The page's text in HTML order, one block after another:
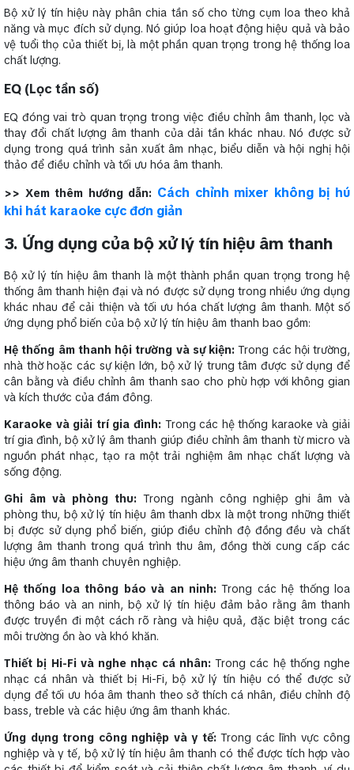
Bộ xử lý tín hiệu này phân chia tần số cho từng cụm loa theo khả
năng và mục đích sử dụng. Nó giúp loa hoạt động hiệu quả và bảo
vệ tuổi thọ của thiết bị, là một phần quan trọng trong hệ thống loa
chất lượng.
EQ (Lọc tần số)
EQ đóng vai trò quan trọng trong việc điều chỉnh âm thanh, lọc và
thay đổi chất lượng âm thanh của dải tần khác nhau. Nó được sử
dụng trong quá trình sản xuất âm nhạc, biểu diễn và hội nghị hội
thảo để điều chỉnh và tối ưu hóa âm thanh.
>> Xem thêm hướng dẫn: Cách chỉnh mixer không bị hú
khi hát karaoke cực đơn giản
3. Ứng dụng của bộ xử lý tín hiệu âm thanh
Bộ xử lý tín hiệu âm thanh là một thành phần quan trọng trong hệ
thống âm thanh hiện đại và nó được sử dụng trong nhiều ứng dụng
khác nhau để cải thiện và tối ưu hóa chất lượng âm thanh. Một số
ứng dụng phổ biến của bộ xử lý tín hiệu âm thanh bao gồm:
Hệ thống âm thanh hội trường và sự kiện: Trong các hội trường,
nhà thờ hoặc các sự kiện lớn, bộ xử lý trung tâm được sử dụng để
cân bằng và điều chỉnh âm thanh sao cho phù hợp với không gian
và kích thước của đám đông.
Karaoke và giải trí gia đình: Trong các hệ thống karaoke và giải
trí gia đình, bộ xử lý âm thanh giúp điều chỉnh âm thanh từ micro và
nguồn phát nhạc, tạo ra một trải nghiệm âm nhạc chất lượng và
sống động.
Ghi âm và phòng thu: Trong ngành công nghiệp ghi âm và
phòng thu, bộ xử lý tín hiệu âm thanh dbx là một trong những thiết
bị được sử dụng phổ biến, giúp điều chỉnh độ đồng đều và chất
lượng âm thanh trong quá trình thu âm, đồng thời cung cấp các
hiệu ứng âm thanh chuyên nghiệp.
Hệ thống loa thông báo và an ninh: Trong các hệ thống loa
thông báo và an ninh, bộ xử lý tín hiệu đảm bảo rằng âm thanh
được truyền đi một cách rõ ràng và hiệu quả, đặc biệt trong các
môi trường ồn ào và khó khăn.
Thiết bị Hi-Fi và nghe nhạc cá nhân: Trong các hệ thống nghe
nhạc cá nhân và thiết bị Hi-Fi, bộ xử lý tín hiệu có thể được sử
dụng để tối ưu hóa âm thanh theo sở thích cá nhân, điều chỉnh độ
bass, treble và các hiệu ứng âm thanh khác.
Ứng dụng trong công nghiệp và y tế: Trong các lĩnh vực công
nghiệp và y tế, bộ xử lý tín hiệu âm thanh có thể được tích hợp vào